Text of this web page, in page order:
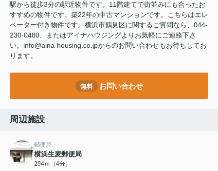
駅から徒歩3分の駅近物件です。11階建てで街並みにも合ったお
すすめの物件です。築22年の中古マンションです。こちらはエレ
ベーター付き物件です。横浜市鶴見区に関するご質問なら、044-
230-0480、またはアイナハウジングよりお気軽にご連絡下さ
い。info@aina-housing.co.jpからのお問い合わせもお待ちしてお
ります。
無料 お問い合わせ
周辺施設
郵便局
横浜生麦郵便局
294ｍ（4分）